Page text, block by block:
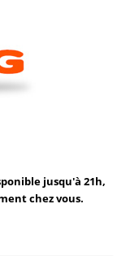
jusqu'à 21h,
chez vous.